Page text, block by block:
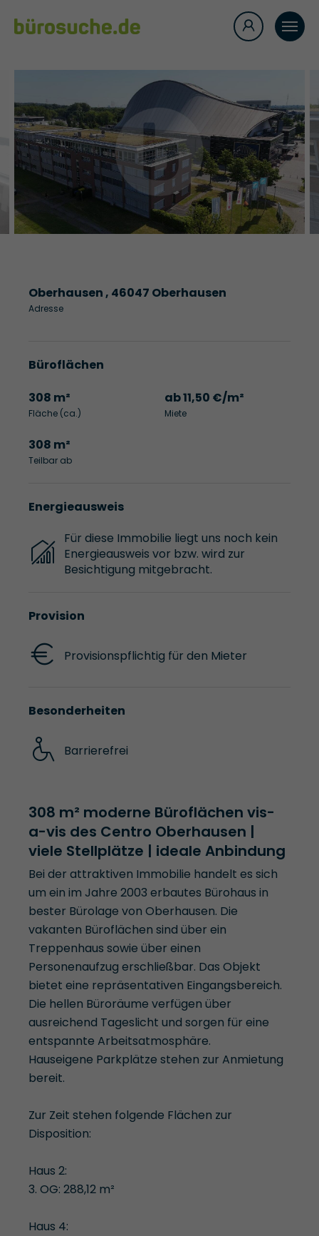
Oberhausen , 46047 Oberhausen
Adresse
Büroflächen
308 m²
Fläche (ca.)
ab 11,50 €/m²
Miete
308 m²
Teilbar ab
Energieausweis
Für diese Immobilie liegt uns noch kein
Energieausweis vor bzw. wird zur
Besichtigung mitgebracht.
Provision
Provisionspflichtig für den Mieter
Besonderheiten
Barrierefrei
308 m² moderne Büroflächen vis-
a-vis des Centro Oberhausen |
viele Stellplätze | ideale Anbindung
Bei der attraktiven Immobilie handelt es sich
um ein im Jahre 2003 erbautes Bürohaus in
bester Bürolage von Oberhausen. Die
vakanten Büroflächen sind über ein
Treppenhaus sowie über einen
Personenaufzug erschließbar. Das Objekt
bietet eine repräsentativen Eingangsbereich.
Die hellen Büroräume verfügen über
ausreichend Tageslicht und sorgen für eine
entspannte Arbeitsatmosphäre.
Hauseigene Parkplätze stehen zur Anmietung
bereit.
Zur Zeit stehen folgende Flächen zur
Disposition:
Haus 2:
3. OG: 288,12 m²
Haus 4: